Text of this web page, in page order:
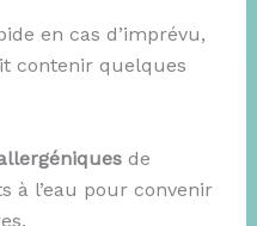
en cas d’imprévu,
contenir quelques
de
à l’eau pour convenir